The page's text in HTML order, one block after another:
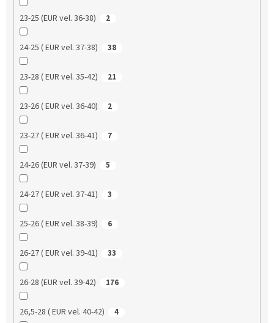
23-25 (EUR vel. 36-38) 2
24-25 ( EUR vel. 37-38) 38
23-28 ( EUR vel. 35-42) 21
23-26 ( EUR vel. 36-40) 2
23-27 ( EUR vel. 36-41) 7
24-26 (EUR vel. 37-39) 5
24-27 ( EUR vel. 37-41) 3
25-26 ( EUR vel. 38-39) 6
26-27 ( EUR vel. 39-41) 33
26-28 (EUR vel. 39-42) 176
26,5-28 ( EUR vel. 40-42) 4